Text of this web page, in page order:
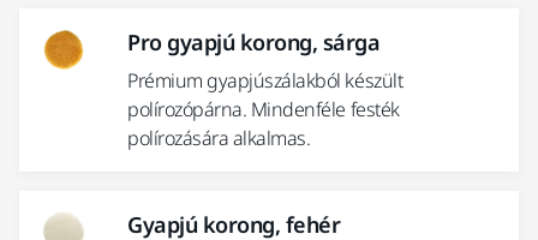
Pro gyapjú korong, sárga
Prémium gyapjúszálakból készült
polírozópárna. Mindenféle festék
polírozására alkalmas.
Gyapjú korong, fehér